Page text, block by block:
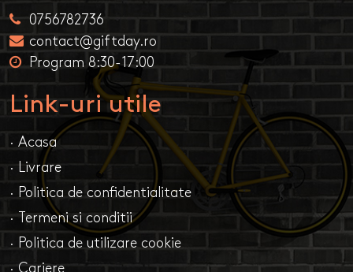
0756782736
contact@giftday.ro
Program 8:30-17:00
Link-uri utile
· Acasa
· Livrare
· Politica de confidentialitate
· Termeni si conditii
· Politica de utilizare cookie
· Cariere